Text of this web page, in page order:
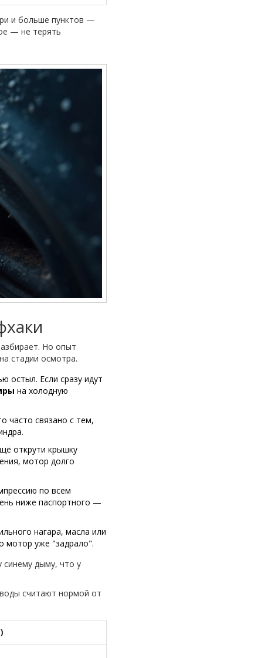
и больше пунктов —
— не терять
Но опыт
стадии осмотра.
остыл. Если сразу идут
на холодную
часто связано с тем,
открути крышку
мотор долго
по всем
ниже паспортного —
нагара, масла или
мотор уже "задрало".
синему дыму, что у
считают нормой от